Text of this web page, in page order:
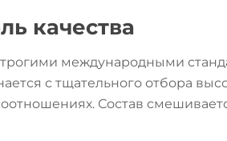
качества
международными
с тщательного отбора
Состав